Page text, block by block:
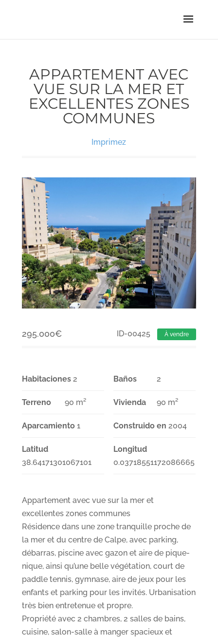
APPARTEMENT AVEC
VUE SUR LA MER ET
EXCELLENTES ZONES
COMMUNES
Imprimez
295.000€ ID-00425 À vendre
Habitaciones 2 Baños 2
Terreno 90 m² Vivienda 90 m²
Aparcamiento 1 Construido en 2004
Latitud
38.64171301067101
Longitud
0.03718551172086665
Appartement avec vue sur la mer et
excellentes zones communes
Résidence dans une zone tranquille proche de
la mer et du centre de Calpe, avec parking,
débarras, piscine avec gazon et aire de pique-
nique, ainsi qu’une belle végétation, court de
paddle tennis, gymnase, aire de jeux pour les
enfants et parking pour les invités. Urbanisation
très bien entretenue et propre.
Propriété avec 2 chambres, 2 salles de bains,
cuisine, salon-salle à manger spacieux et